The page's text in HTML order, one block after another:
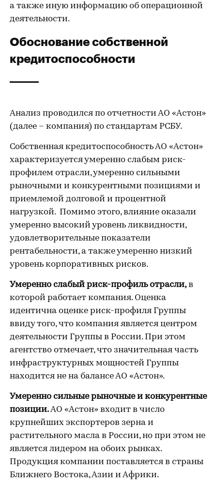
а также иную информацию об операционной
деятельности.
Обоснование собственной
кредитоспособности
Анализ проводился по отчетности АО «Астон»
(далее – компания) по стандартам РСБУ.
Собственная кредитоспособность АО «Астон»
характеризуется умеренно слабым риск-
профилем отрасли, умеренно сильными
рыночными и конкурентными позициями и
приемлемой долговой и процентной
нагрузкой. Помимо этого, влияние оказали
умеренно высокий уровень ликвидности,
удовлетворительные показатели
рентабельности, а также умеренно низкий
уровень корпоративных рисков.
Умеренно слабый риск-профиль отрасли, в
которой работает компания. Оценка
идентична оценке риск-профиля Группы
ввиду того, что компания является центром
деятельности Группы в России. При этом
агентство отмечает, что значительная часть
инфраструктурных мощностей Группы
находится не на балансе АО «Астон».
Умеренно сильные рыночные и конкурентные
позиции.АО «Астон» входит в число
крупнейших экспортеров зерна и
растительного масла в России, но при этом не
является лидером на обоих рынках.
Продукция компании поставляется в страны
Ближнего Востока, Азии и Африки.